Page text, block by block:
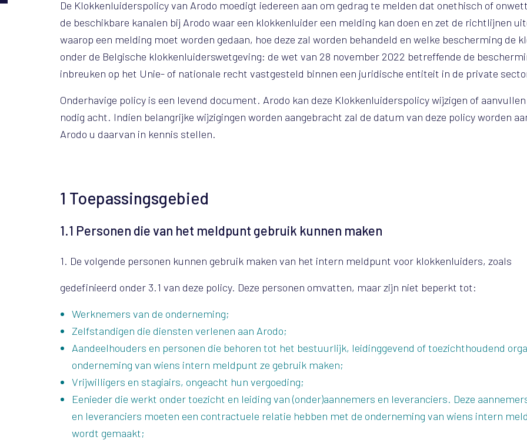
De Klokkenluiderspolicy van Arodo moedigt iedereen aan om gedrag te melden dat onethisch of
de beschikbare kanalen bij Arodo waar een klokkenluider een melding kan doen en zet de richtlijnen
waarop een melding moet worden gedaan, hoe deze zal worden behandeld en welke bescherming de
onder de Belgische klokkenluiderswetgeving: de wet van 28 november 2022 betreffende de
inbreuken op het Unie- of nationale recht vastgesteld binnen een juridische entiteit in de private
Onderhavige policy is een levend document. Arodo kan deze Klokkenluiderspolicy wijzigen of
nodig acht. Indien belangrijke wijzigingen worden aangebracht zal de datum van deze policy worden
Arodo u daarvan in kennis stellen.
1 Toepassingsgebied
1.1 Personen die van het meldpunt gebruik kunnen maken
1. De volgende personen kunnen gebruik maken van het intern meldpunt voor klokkenluiders, zoals
gedefinieerd onder 3.1 van deze policy. Deze personen omvatten, maar zijn niet beperkt tot:
Werknemers van de onderneming;
Zelfstandigen die diensten verlenen aan Arodo;
Aandeelhouders en personen die behoren tot het bestuurlijk, leidinggevend of toezichthoudend
onderneming van wiens intern meldpunt ze gebruik maken;
Vrijwilligers en stagiairs, ongeacht hun vergoeding;
Eenieder die werkt onder toezicht en leiding van (onder)aannemers en leveranciers. Deze
en leveranciers moeten een contractuele relatie hebben met de onderneming van wiens intern
wordt gemaakt;